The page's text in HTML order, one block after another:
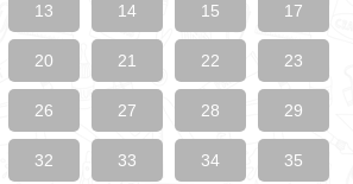
13 14 15 17
20 21 22 23
26 27 28 29
32 33 34 35